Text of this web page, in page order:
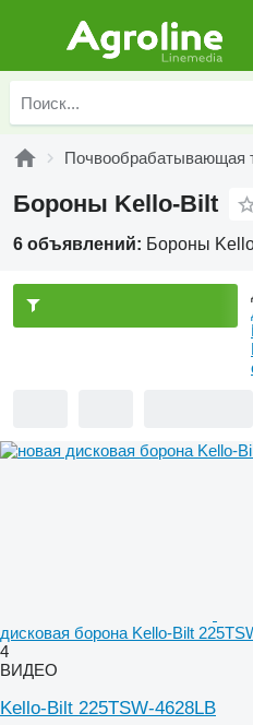
Почвообрабатывающая
Бороны Kello-Bilt
6 объявлений: Бороны
дисковая борона Kello-Bilt
4
ВИДЕО
Kello-Bilt 225TSW-4628LB